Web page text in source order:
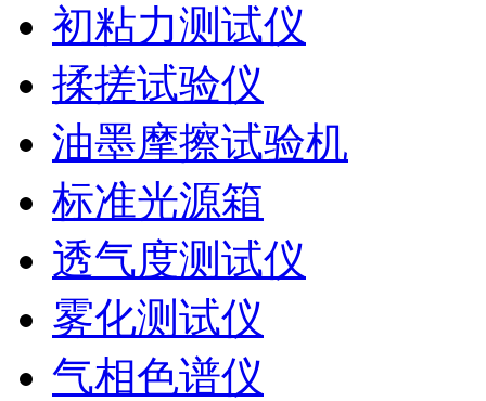
初粘力测试仪
揉搓试验仪
油墨摩擦试验机
标准光源箱
透气度测试仪
雾化测试仪
气相色谱仪